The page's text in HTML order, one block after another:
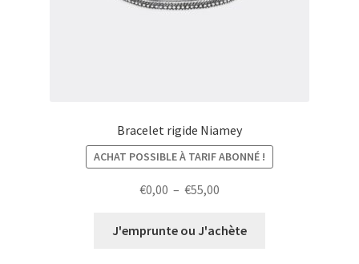
Bracelet rigide Niamey
ACHAT POSSIBLE À TARIF ABONNÉ !
€0,00 – €55,00
prix :
J'emprunte ou J'achète